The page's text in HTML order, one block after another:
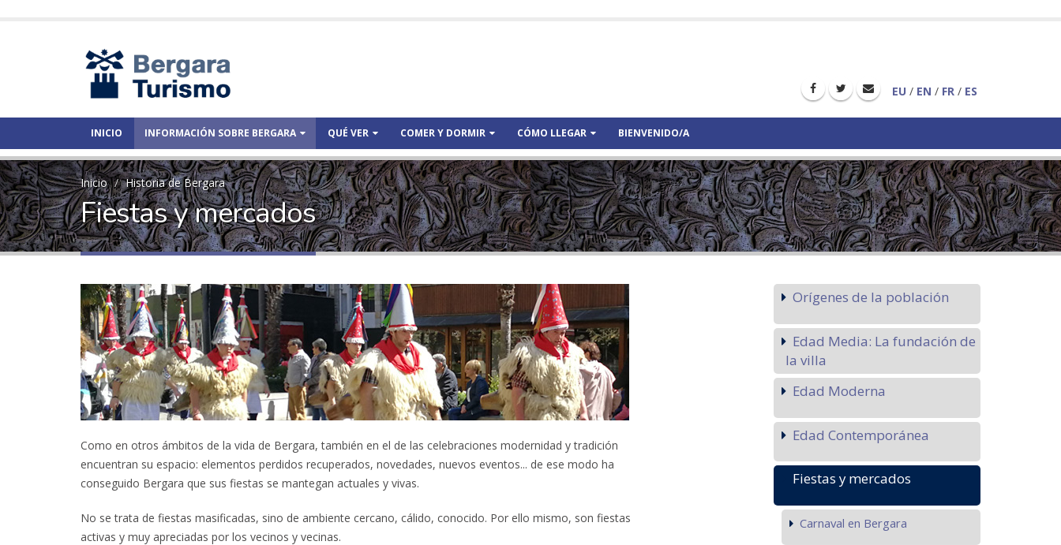
EU / EN / FR / ES
INICIO INFORMACIÓN SOBRE BERGARA QUÉ VER COMER Y DORMIR CÓMO LLEGAR BIENVENIDO/A
Inicio Historia de Bergara
Fiestas y mercados
Como en otros ámbitos de la vida de Bergara, también en el de las celebraciones modernidad y tradición
encuentran su espacio: elementos perdidos recuperados, novedades, nuevos eventos... de ese modo ha
conseguido Bergara que sus fiestas se mantegan actuales y vivas.
No se trata de fiestas masificadas, sino de ambiente cercano, cálido, conocido. Por ello mismo, son fiestas
activas y muy apreciadas por los vecinos y vecinas.
Orígenes de la población
Edad Media: La fundación de
la villa
Edad Moderna
Edad Contemporánea
Fiestas y mercados
Carnaval en Bergara